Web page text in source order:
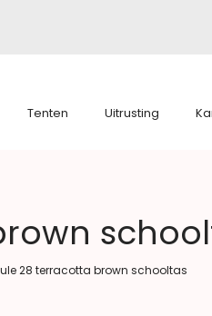
Tenten Uitrusting
28 terracotta brown schooltas